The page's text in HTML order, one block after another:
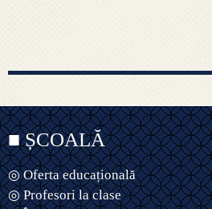
■ ȘCOALĂ
◎ Oferta educațională
◎ Profesori la clase